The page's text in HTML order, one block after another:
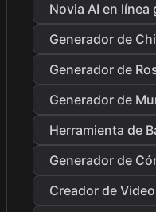
Novia AI en línea
Generador de
Generador de
Generador de
Herramienta de
Generador de
Creador de